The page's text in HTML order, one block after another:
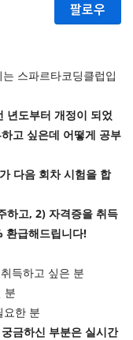
팔로우
스파르타코딩클럽입
년도부터 개정이 되었
고 싶은데 어떻게 공부
다음 회차 시험을 합
하고, 2) 자격증을 취득
환급해드립니다!
득하고 싶은 분
분
요한 분
금하신 부분은 실시간